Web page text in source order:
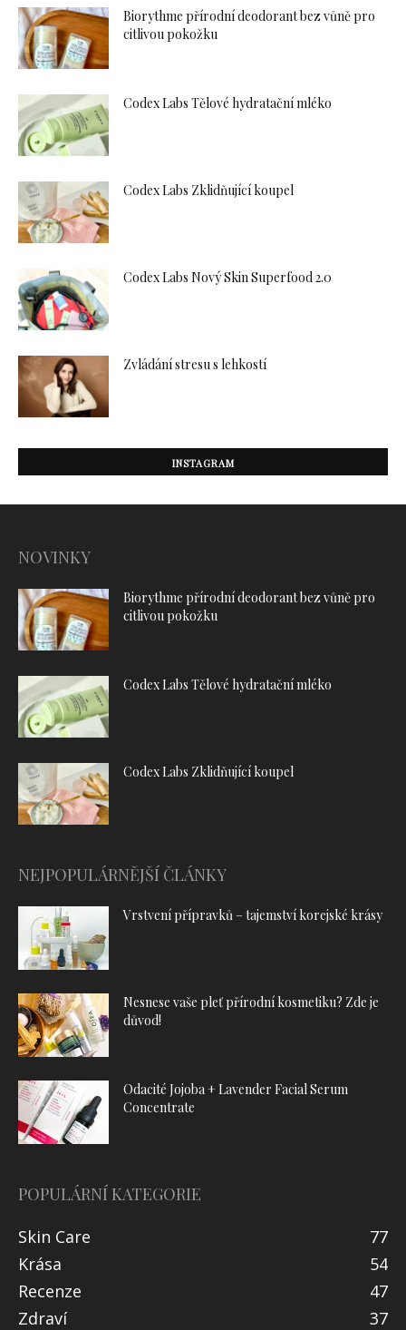
Biorythme přírodní deodorant bez vůně pro
citlivou pokožku
Codex Labs Tělové hydratační mléko
Codex Labs Zklidňující koupel
Codex Labs Nový Skin Superfood 2.0
Zvládání stresu s lehkostí
INSTAGRAM
NOVINKY
Biorythme přírodní deodorant bez vůně pro
citlivou pokožku
Codex Labs Tělové hydratační mléko
Codex Labs Zklidňující koupel
NEJPOPULÁRNĚJŠÍ ČLÁNKY
Vrstvení přípravků – tajemství korejské krásy
Nesnese vaše pleť přírodní kosmetiku? Zde je
důvod!
Odacité Jojoba + Lavender Facial Serum
Concentrate
POPULÁRNÍ KATEGORIE
Skin Care
77
Krása
54
Recenze
47
Zdraví
37